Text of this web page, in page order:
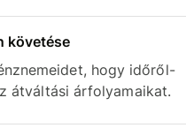
követése
hogy időről-
átváltási árfolyamaikat.